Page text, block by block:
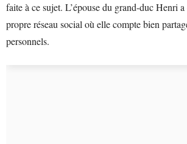
faite à ce sujet. L’épouse du grand-duc Henri
propre réseau social où elle compte bien
personnels.